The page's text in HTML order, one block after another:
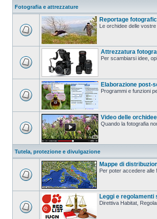
Fotografia e attrezzature
Reportage
Le orchidee delle
Attrezzatura
Per scambiarsi idee,
Elaborazione post-
Programmi e funzioni
Video delle orchidee
Quando la fotografia
Tutela, protezione e divulgazione
Mappe di
Per poter accedere alle
Leggi e
Direttiva Habitat,